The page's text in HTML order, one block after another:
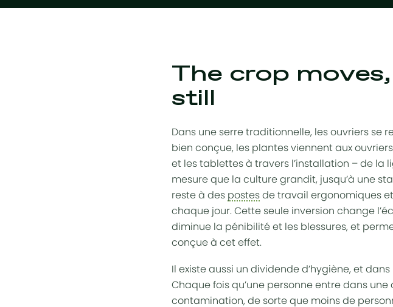
The crop
still
Dans une serre traditionnelle, les ouvriers se
bien conçue, les plantes viennent aux
et les tablettes à travers l’installation – de la
mesure que la culture grandit, jusqu’à une
reste à des postes de travail ergonomiques
chaque jour. Cette seule inversion change
diminue la pénibilité et les blessures, et
conçue à cet effet.
Il existe aussi un dividende d’hygiène, et
Chaque fois qu’une personne entre dans
contamination, de sorte que moins de